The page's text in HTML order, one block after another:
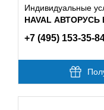
Индивидуальные
HAVAL
+7 (495) 153-35-